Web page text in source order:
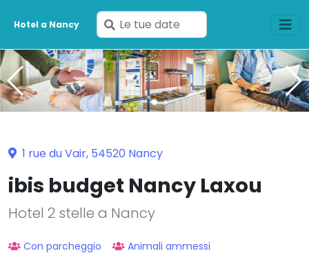
Hotel a Nancy
Inserisci
le
tue
date
1 rue du Vair, 54520 Nancy
ibis budget Nancy Laxou
Hotel 2 stelle a Nancy
Con parcheggio Animali ammessi